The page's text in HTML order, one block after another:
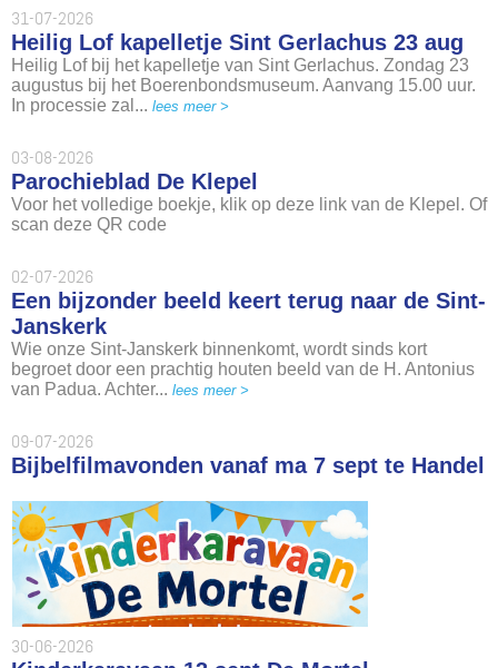
31-07-2026
Heilig Lof kapelletje Sint Gerlachus 23 aug
Heilig Lof bij het kapelletje van Sint Gerlachus. Zondag 23
augustus bij het Boerenbondsmuseum. Aanvang 15.00 uur.
In processie zal... lees meer >
03-08-2026
Parochieblad De Klepel
Voor het volledige boekje, klik op deze link van de Klepel. Of
scan deze QR code
02-07-2026
Een bijzonder beeld keert terug naar de Sint-
Janskerk
Wie onze Sint-Janskerk binnenkomt, wordt sinds kort
begroet door een prachtig houten beeld van de H. Antonius
van Padua. Achter... lees meer >
09-07-2026
Bijbelfilmavonden vanaf ma 7 sept te Handel
30-06-2026